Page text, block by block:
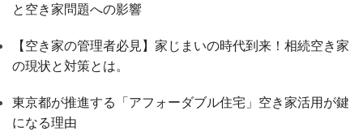
と空き家問題への影響
【空き家の管理者必見】家じまいの時代到来！相続空き家
の現状と対策とは。
東京都が推進する「アフォーダブル住宅」空き家活用が鍵
になる理由